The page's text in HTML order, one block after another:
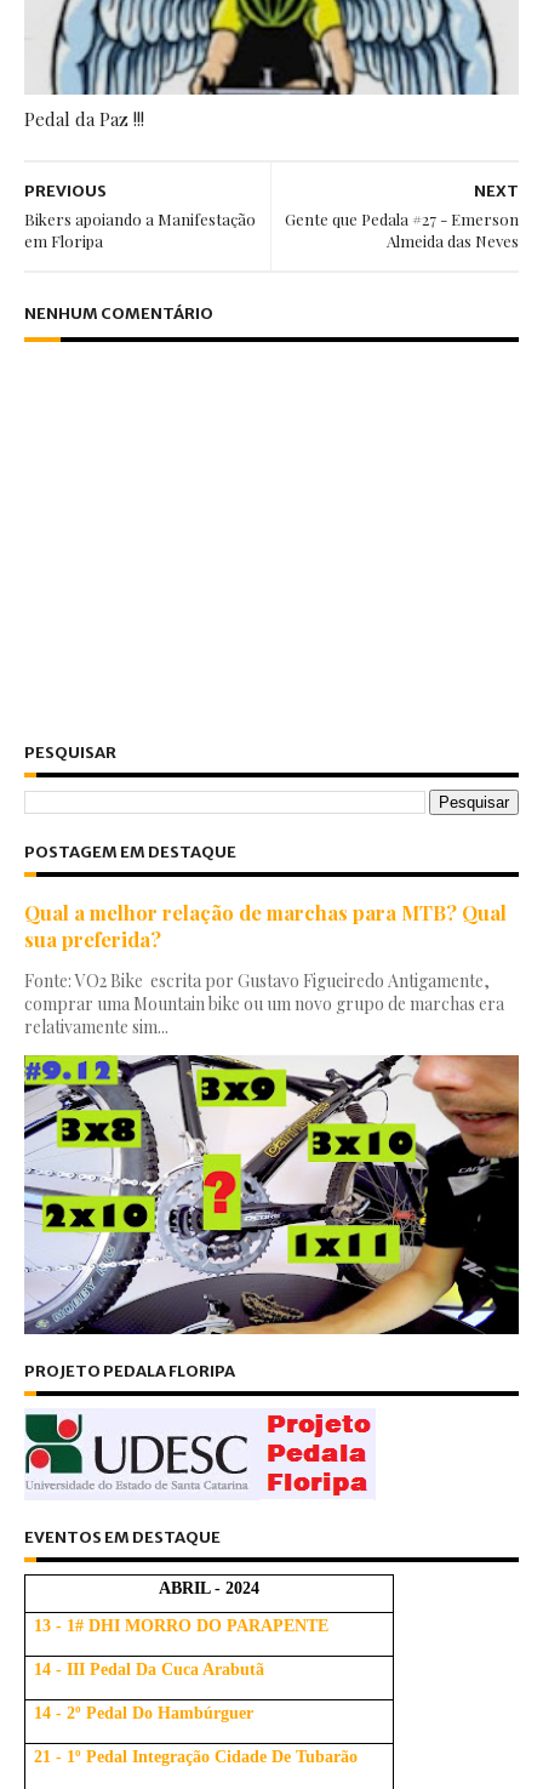
Pedal da Paz !!!
NEXT
Gente que Pedala #27 - Emerson
Almeida das Neves
PREVIOUS
Bikers apoiando a Manifestação
em Floripa
NENHUM COMENTÁRIO
PESQUISAR
POSTAGEM EM DESTAQUE
Qual a melhor relação de marchas para MTB? Qual
sua preferida?
Fonte: VO2 Bike escrita por Gustavo Figueiredo Antigamente,
comprar uma Mountain bike ou um novo grupo de marchas era
relativamente sim...
PROJETO PEDALA FLORIPA
EVENTOS EM DESTAQUE
ABRIL - 2024
13 - 1# DHI MORRO DO PARAPENTE
14 - III Pedal Da Cuca Arabutã
14 - 2º Pedal Do Hambúrguer
21 - 1º Pedal Integração Cidade De Tubarão